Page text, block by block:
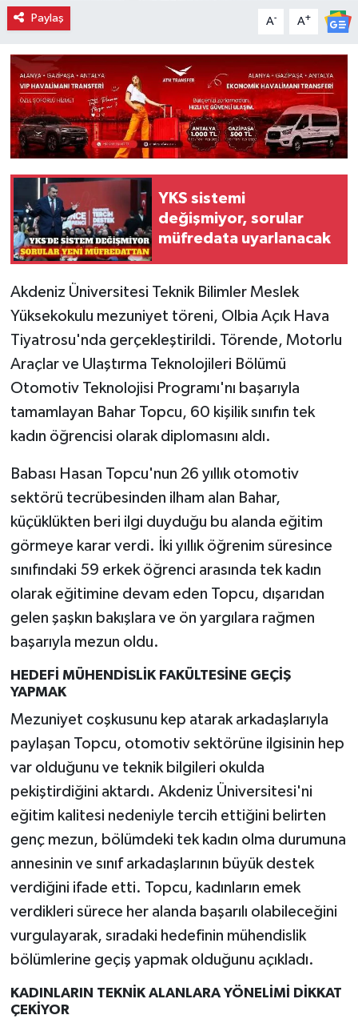
Paylaş A- A+
YKS sistemi
değişmiyor, sorular
müfredata uyarlanacak
Akdeniz Üniversitesi Teknik Bilimler Meslek
Yüksekokulu mezuniyet töreni, Olbia Açık Hava
Tiyatrosu'nda gerçekleştirildi. Törende, Motorlu
Araçlar ve Ulaştırma Teknolojileri Bölümü
Otomotiv Teknolojisi Programı'nı başarıyla
tamamlayan Bahar Topcu, 60 kişilik sınıfın tek
kadın öğrencisi olarak diplomasını aldı.
Babası Hasan Topcu'nun 26 yıllık otomotiv
sektörü tecrübesinden ilham alan Bahar,
küçüklükten beri ilgi duyduğu bu alanda eğitim
görmeye karar verdi. İki yıllık öğrenim süresince
sınıfındaki 59 erkek öğrenci arasında tek kadın
olarak eğitimine devam eden Topcu, dışarıdan
gelen şaşkın bakışlara ve ön yargılara rağmen
başarıyla mezun oldu.
HEDEFİ MÜHENDİSLİK FAKÜLTESİNE GEÇİŞ
YAPMAK
Mezuniyet coşkusunu kep atarak arkadaşlarıyla
paylaşan Topcu, otomotiv sektörüne ilgisinin hep
var olduğunu ve teknik bilgileri okulda
pekiştirdiğini aktardı. Akdeniz Üniversitesi'ni
eğitim kalitesi nedeniyle tercih ettiğini belirten
genç mezun, bölümdeki tek kadın olma durumuna
annesinin ve sınıf arkadaşlarının büyük destek
verdiğini ifade etti. Topcu, kadınların emek
verdikleri sürece her alanda başarılı olabileceğini
vurgulayarak, sıradaki hedefinin mühendislik
bölümlerine geçiş yapmak olduğunu açıkladı.
KADINLARIN TEKNİK ALANLARA YÖNELİMİ DİKKAT
ÇEKİYOR